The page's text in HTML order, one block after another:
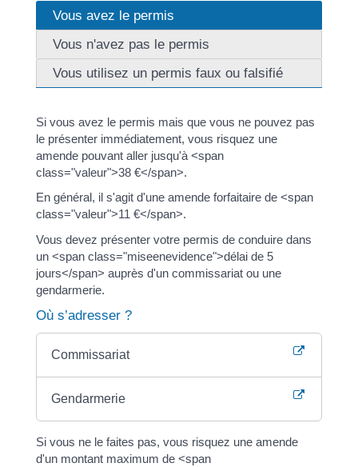
Vous avez le permis
Vous n'avez pas le permis
Vous utilisez un permis faux ou falsifié
Si vous avez le permis mais que vous ne pouvez pas
le présenter immédiatement, vous risquez une
amende pouvant aller jusqu'à <span
class="valeur">38 €</span>.
En général, il s'agit d'une amende forfaitaire de <span
class="valeur">11 €</span>.
Vous devez présenter votre permis de conduire dans
un <span class="miseenevidence">délai de 5
jours</span> auprès d'un commissariat ou une
gendarmerie.
Où s’adresser ?
Commissariat
Gendarmerie
Si vous ne le faites pas, vous risquez une amende
d'un montant maximum de <span